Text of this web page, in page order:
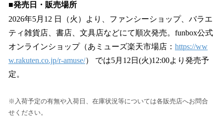
■発売日・販売場所
2026年5月12 日（火）より、ファンシーショップ、バラエ
ティ雑貨店、書店、文具店などにて順次発売。funbox公式
オンラインショップ（あミューズ楽天市場店： https://ww
w.rakuten.co.jp/r-amuse/） では5月12日(火)12:00より発売予
定。
※入荷予定の有無や入荷日、在庫状況等については各販売店へお問合
せください。